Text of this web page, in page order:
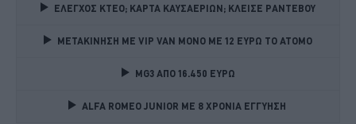
ΕΛΕΓΧΟΣ ΚΤΕΟ; ΚΑΡΤΑ ΚΑΥΣΑΕΡΙΩΝ; ΚΛΕΙΣΕ ΡΑΝΤΕΒΟΥ
ΜΕΤΑΚΙΝΗΣΗ ΜΕ VIP VAN ΜΟΝΟ ΜΕ 12 ΕΥΡΩ ΤΟ ΑΤΟΜΟ
MG3 ΑΠΟ 16.450 ΕΥΡΩ
ALFA ROMEO JUNIOR ME 8 ΧΡΟΝΙΑ ΕΓΓΥΗΣΗ